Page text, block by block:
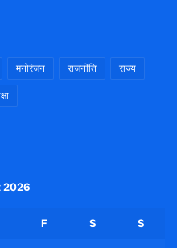
मनोरंजन राजनीति राज्य
2026
F S S